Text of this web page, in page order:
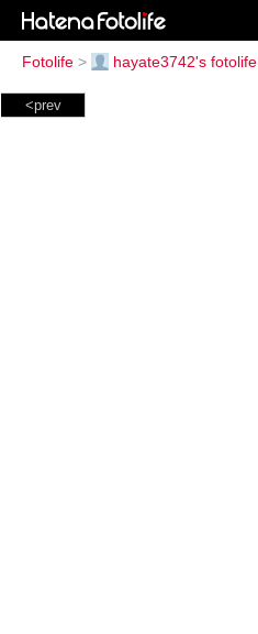
Fotolife > hayate3742's fotolife
<prev